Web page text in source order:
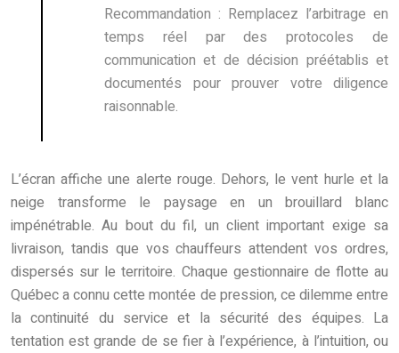
Recommandation : Remplacez l’arbitrage en
temps réel par des protocoles de
communication et de décision préétablis et
documentés pour prouver votre diligence
raisonnable.
L’écran affiche une alerte rouge. Dehors, le vent hurle et la
neige transforme le paysage en un brouillard blanc
impénétrable. Au bout du fil, un client important exige sa
livraison, tandis que vos chauffeurs attendent vos ordres,
dispersés sur le territoire. Chaque gestionnaire de flotte au
Québec a connu cette montée de pression, ce dilemme entre
la continuité du service et la sécurité des équipes. La
tentation est grande de se fier à l’expérience, à l’intuition, ou